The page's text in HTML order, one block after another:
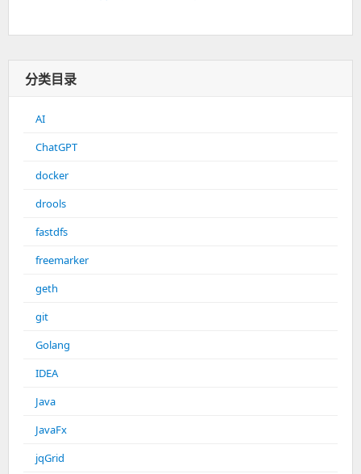
分类目录
AI
ChatGPT
docker
drools
fastdfs
freemarker
geth
git
Golang
IDEA
Java
JavaFx
jqGrid